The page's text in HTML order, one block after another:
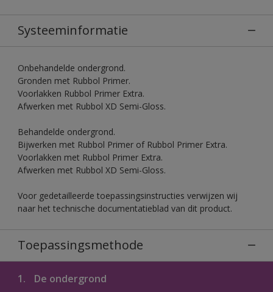
Systeeminformatie
Onbehandelde ondergrond.
Gronden met Rubbol Primer.
Voorlakken Rubbol Primer Extra.
Afwerken met Rubbol XD Semi-Gloss.
Behandelde ondergrond.
Bijwerken met Rubbol Primer of Rubbol Primer Extra.
Voorlakken met Rubbol Primer Extra.
Afwerken met Rubbol XD Semi-Gloss.
Voor gedetailleerde toepassingsinstructies verwijzen wij
naar het technische documentatieblad van dit product.
Toepassingsmethode
1. De ondergrond